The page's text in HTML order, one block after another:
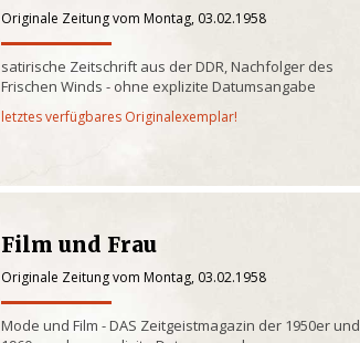
Originale Zeitung vom Montag, 03.02.1958
satirische Zeitschrift aus der DDR, Nachfolger des
Frischen Winds - ohne explizite Datumsangabe
letztes verfügbares Originalexemplar!
Film und Frau
Originale Zeitung vom Montag, 03.02.1958
Mode und Film - DAS Zeitgeistmagazin der 1950er und